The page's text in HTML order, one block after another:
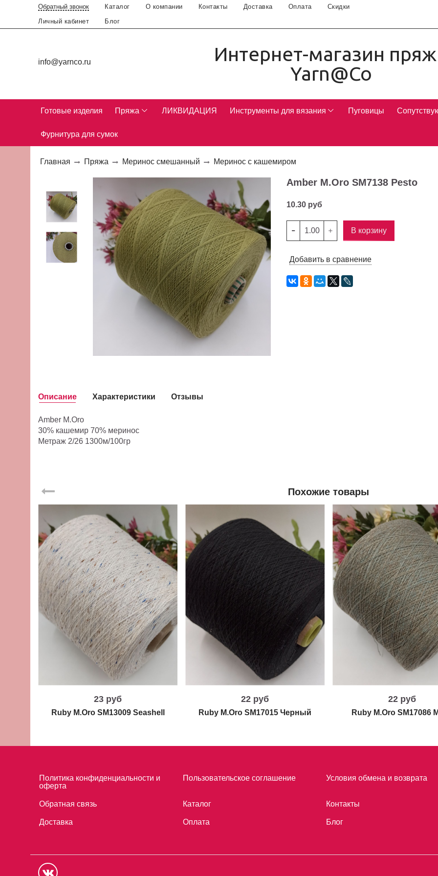
Обратный звонок Каталог О компании Контакты Доставка Оплата Скидки
Личный кабинет Блог
info@yarnco.ru
Интернет-магазин
Yarn@Co
Готовые изделия Пряжа ЛИКВИДАЦИЯ Инструменты для вязания Пуговицы
Фурнитура для сумок
Главная Пряжа Меринос смешанный Меринос с кашемиром
Amber M.Oro SM7138 Pesto
10.30 руб
В корзину
Добавить в сравнение
Описание
Amber M.Oro
30% кашемир 70% меринос
Метраж 2/26 1300м/100гр
Характеристики Отзывы
Похожие товары
23 руб
Ruby M.Oro SM13009 Seashell
22 руб
Ruby M.Oro SM17015 Черный
22 руб
Ruby M.Oro SM17086
Политика конфиденциальности и
оферта
Пользовательское соглашение Условия обмена и возврата
Обратная связь Каталог Контакты
Доставка Оплата Блог